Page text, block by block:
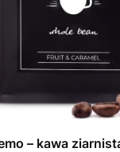
– kawa